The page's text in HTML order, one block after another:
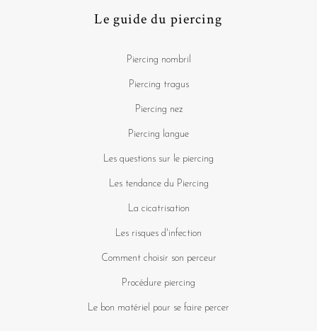
Le guide du piercing
Piercing nombril
Piercing tragus
Piercing nez
Piercing langue
Les questions sur le piercing
Les tendance du Piercing
La cicatrisation
Les risques d'infection
Comment choisir son perceur
Procédure piercing
Le bon matériel pour se faire percer